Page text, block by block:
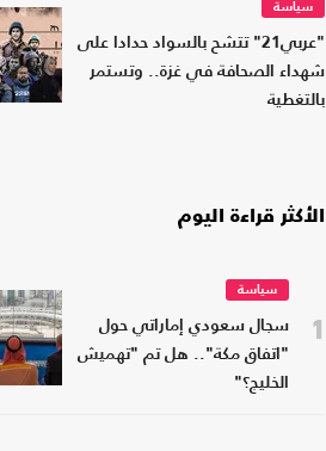
سياسة
"عربي21" تتشح بالسواد حدادا على
شهداء الصحافة في غزة.. وتستمر
بالتغطية
الأكثر قراءة اليوم
1
سياسة
سجال سعودي إماراتي حول
"اتفاق مكة".. هل تم "تهميش
الخليج؟"